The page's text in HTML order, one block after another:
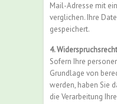
Mail-Adresse mit
verglichen. Ihre
gespeichert.
4. Widerspruchsrecht
Sofern Ihre
Grundlage von
werden, haben Sie
die Verarbeitung